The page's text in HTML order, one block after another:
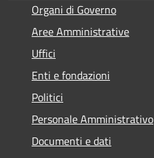
Organi di Governo
Aree Amministrative
Uffici
Enti e fondazioni
Politici
Personale Amministrativo
Documenti e dati